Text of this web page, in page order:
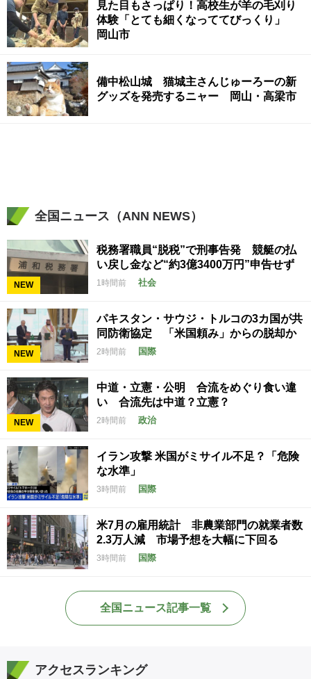
見た目もさっぱり！高校生が羊の毛刈り
体験「とても細くなっててびっくり」
岡山市
備中松山城 猫城主さんじゅーろーの新
グッズを発売するニャー 岡山・高梁市
全国ニュース（ANN NEWS）
NEW
税務署職員“脱税”で刑事告発 競艇の払
い戻し金など“約3億3400万円”申告せず
1時間前 社会
NEW
パキスタン・サウジ・トルコの3カ国が共
同防衛協定 「米国頼み」からの脱却か
2時間前 国際
NEW
中道・立憲・公明 合流をめぐり食い違
い 合流先は中道？立憲？
2時間前 政治
イラン攻撃 米国がミサイル不足？「危険
な水準」
3時間前 国際
米7月の雇用統計 非農業部門の就業者数
2.3万人減 市場予想を大幅に下回る
3時間前 国際
全国ニュース記事一覧
アクセスランキング